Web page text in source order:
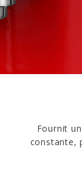
Fournit
constante,